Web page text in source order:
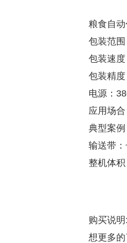
粮食自
包装范
包装速
包装精
电源：
应用场
典型案
输送带
整机体
购买说明
想更多